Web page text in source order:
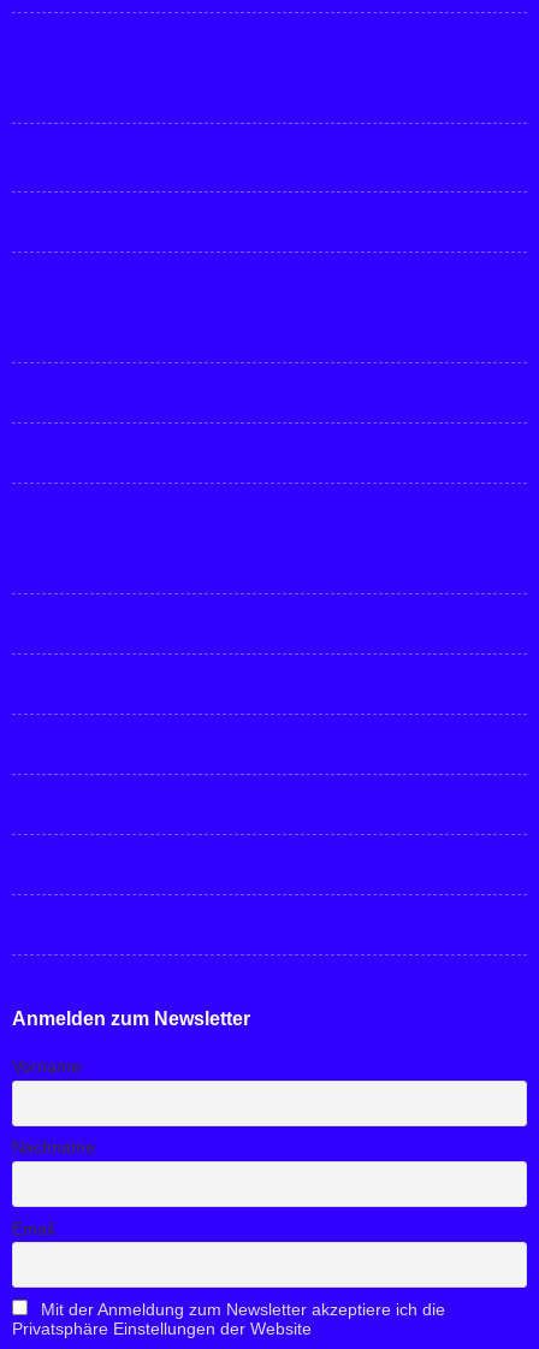
Anmelden zum Newsletter
Vorname
Nachname
Email
Mit der Anmeldung zum Newsletter akzeptiere ich die
Privatsphäre Einstellungen der Website